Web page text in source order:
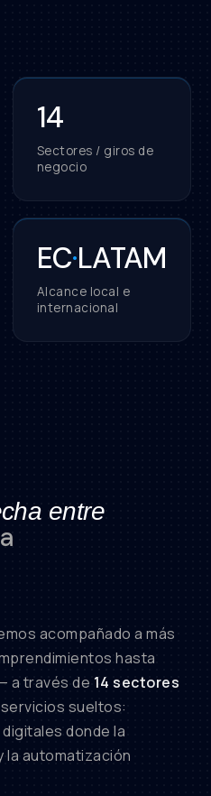
14
Sectores / giros de
negocio
EC·LATAM
Alcance local e
internacional
entre
acompañado a más
hasta
a través de 14 sectores
sueltos:
donde la
la automatización